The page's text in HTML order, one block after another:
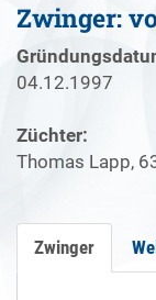
Zwinger:
04.12.1997
Züchter:
Thomas Lapp,
Zwinger